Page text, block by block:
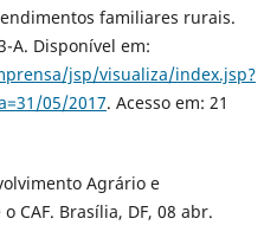
familiares rurais.
A. Disponível em:
jsp/visualiza/index.jsp?
05/2017. Acesso em: 21
Agrário e
CAF. Brasília, DF, 08 abr.